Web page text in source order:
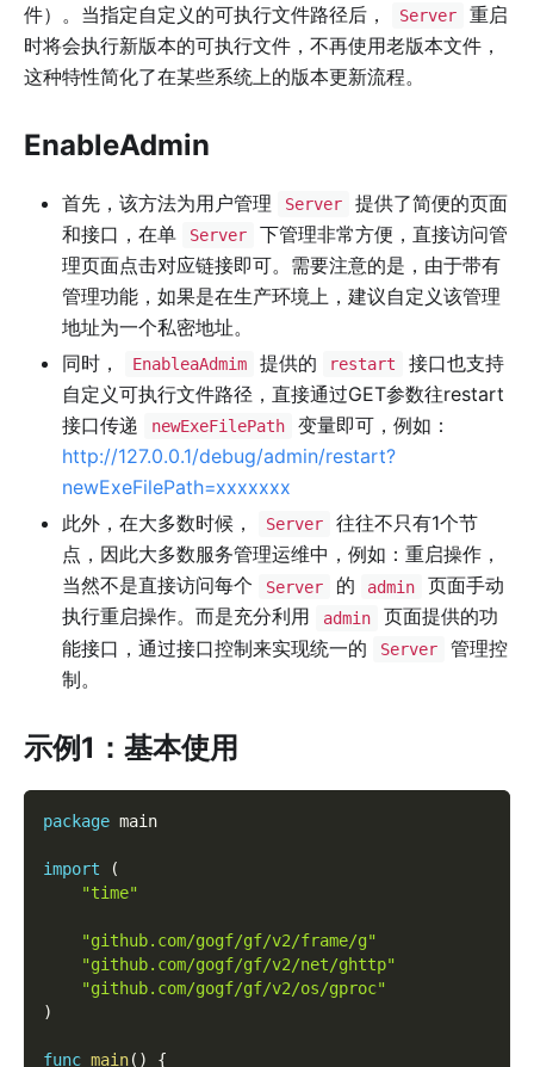
件）。当指定自定义的可执行文件路径后，
Server
重启
时将会执行新版本的可执行文件，不再使用老版本文件，
这种特性简化了在某些系统上的版本更新流程。
EnableAdmin
首先，该方法为用户管理 Server
提供了简便的页面
和接口，在单
Server
下管理非常方便，直接访问管
理页面点击对应链接即可。需要注意的是，由于带有
管理功能，如果是在生产环境上，建议自定义该管理
地址为一个私密地址。
同时，
EnableaAdmim 提供的 restart
接口也支持
自定义可执行文件路径，直接通过GET参数往restart
接口传递
newExeFilePath
变量即可，例如：
http://127.0.0.1/debug/admin/restart?
newExeFilePath=xxxxxxx
此外，在大多数时候，
Server
往往不只有1个节
点，因此大多数服务管理运维中，例如：重启操作，
当然不是直接访问每个
Server 的 admin
页面手动
执行重启操作。而是充分利用
admin
页面提供的功
能接口，通过接口控制来实现统一的
Server
管理控
制。
示例1：基本使用
package main
import
(
"time"
"github.com/gogf/gf/v2/frame/g"
"github.com/gogf/gf/v2/net/ghttp"
"github.com/gogf/gf/v2/os/gproc"
)
func main( ) {